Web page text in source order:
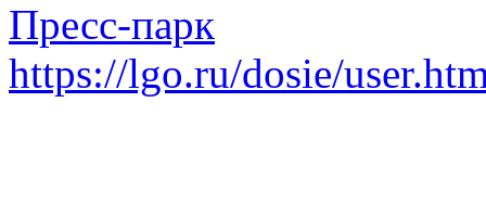
Пресс-парк
https://lgo.ru/dosie/